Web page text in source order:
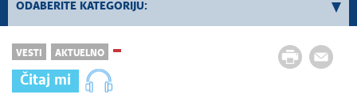
ODABERITE KATEGORIJU:
Konkursi iz oblasti informisanja
Konkursi iz oblasti telekomunikacija
VESTI AKTUELNO
Čitaj mi